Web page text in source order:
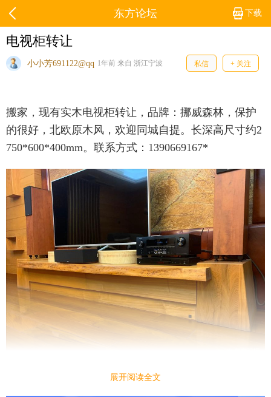
下载
东方论坛
电视柜转让
小小芳691122@qq 1年前 来自 浙江宁波 私信 + 关注
搬家，现有实木电视柜转让，品牌：挪威森林，保护
的很好，北欧原木风，欢迎同城自提。长深高尺寸约2
750*600*400mm。联系方式：1390669167*
展开阅读全文